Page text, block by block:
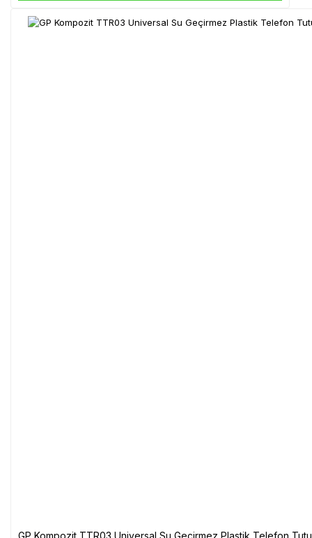
GP Kompozit TTR03 Universal Su Geçirmez Plastik Telefon